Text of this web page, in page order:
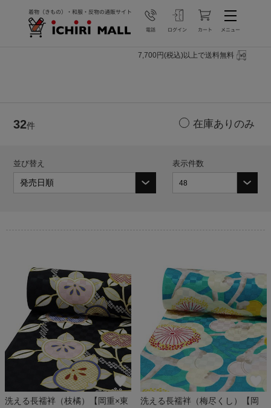
7,700円(税込)以上で送料無料
32件
並び替え 表示件数
洗える長襦袢（枝橘）【岡重×東
洗える長襦袢（梅尽くし）【岡